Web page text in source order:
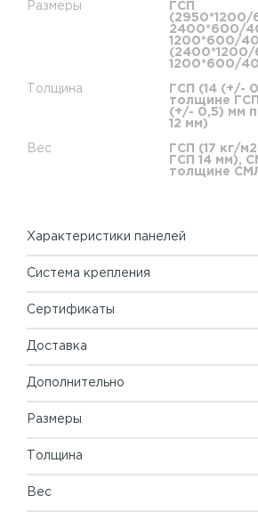
Размеры
ГСП
2400*600/
1200*600/
1200*600/
Толщина
ГСП (14 (+/-
толщине
(+/- 0,5) мм
12 мм)
Вес
ГСП (17 кг/
ГСП 14 мм),
толщине
Характеристики панелей
Система крепления
Сертификаты
Доставка
Дополнительно
Размеры
Толщина
Вес